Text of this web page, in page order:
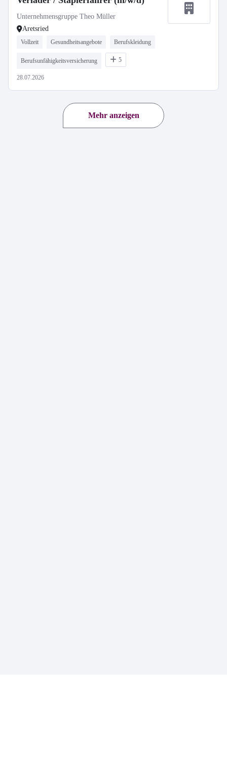
Unternehmensgruppe Theo Müller
Aretsried
Vollzeit Gesundheitsangebote Berufskleidung
Berufsunfähigkeitsversicherung 5
28.07.2026
Mehr anzeigen